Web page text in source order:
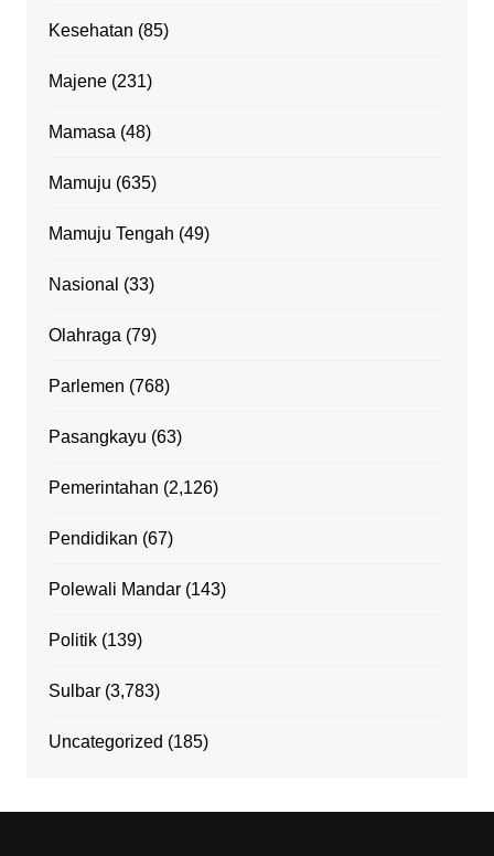
Kesehatan (85)
Majene(231)
Mamasa (48)
Mamuju (635)
Mamuju Tengah (49)
Nasional (33)
Olahraga (79)
Parlemen (768)
Pasangkayu (63)
Pemerintahan (2,126)
Pendidikan (67)
Polewali Mandar(143)
Politik(139)
Sulbar(3,783)
Uncategorized (185)